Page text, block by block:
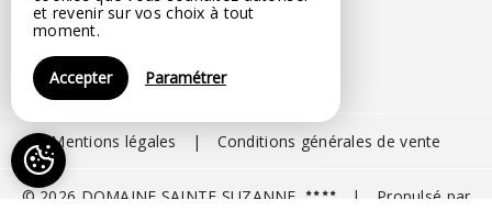
et revenir sur vos choix à tout
moment.
Accepter Paramétrer
+33 6 11 40 01 03
Mentions légales | Conditions générales de vente
© 2026 DOMAINE SAINTE SUZANNE | Propulsé par